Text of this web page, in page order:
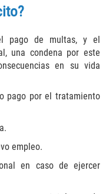
de
Battery
pago de multas, y el
una condena por este
en su vida
pago por el tratamiento
empleo.
en caso de ejercer